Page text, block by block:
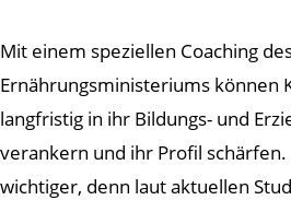
Mit einem speziellen Coaching
Ernährungsministeriums können
langfristig in ihr Bildungs- und
verankern und ihr Profil
wichtiger, denn laut aktuellen